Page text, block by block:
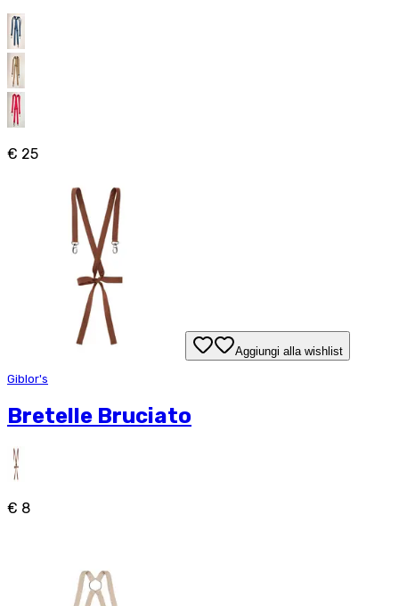
€ 25
Aggiungi alla wishlist
Giblor's
Bretelle Bruciato
€ 8